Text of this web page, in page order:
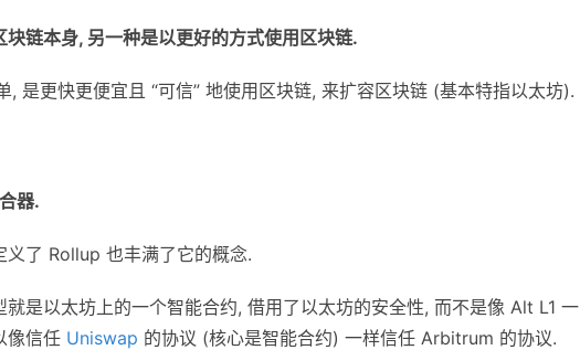
链本身, 另一种是以更好的方式使用区块链.
是更快更便宜且 “可信” 地使用区块链, 来扩容区块链 (基本特指以太坊).
器.
了 Rollup 也丰满了它的概念.
就是以太坊上的一个智能合约, 借用了以太坊的安全性, 而不是像 Alt L1 一
像信任 Uniswap 的协议 (核心是智能合约) 一样信任 Arbitrum 的协议.